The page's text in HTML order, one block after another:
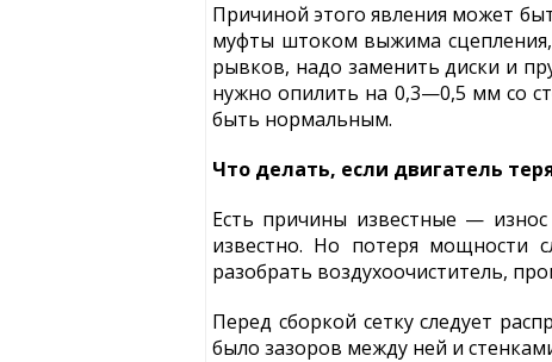
Причиной этого явления может
муфты штоком выжима сцепления,
рывков, надо заменить диски и
нужно опилить на 0,3—0,5 мм со
быть нормальным.
Что делать, если двигатель
Есть причины известные —
известно. Но потеря мощности
разобрать воздухоочиститель,
Перед сборкой сетку следует
было зазоров между ней и